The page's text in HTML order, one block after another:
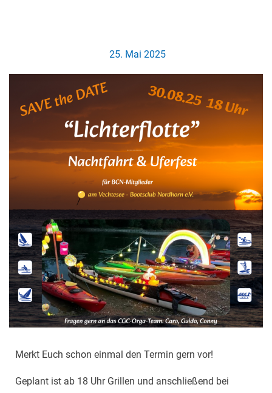
25. Mai 2025
Merkt Euch schon einmal den Termin gern vor!
Geplant ist ab 18 Uhr Grillen und anschließend bei